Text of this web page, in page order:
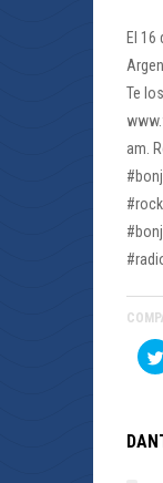
El 16
Te
am.